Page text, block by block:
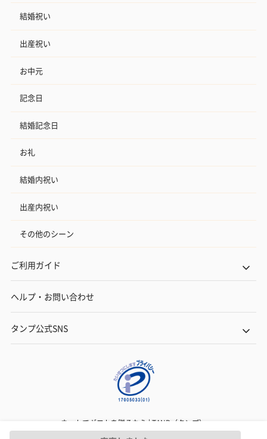
結婚祝い
出産祝い
お中元
記念日
結婚記念日
お礼
結婚内祝い
出産内祝い
その他のシーン
ご利用ガイド
ヘルプ・お問い合わせ
タンプ公式SNS
ネットでギフトを贈るなら | TANP（タンプ）